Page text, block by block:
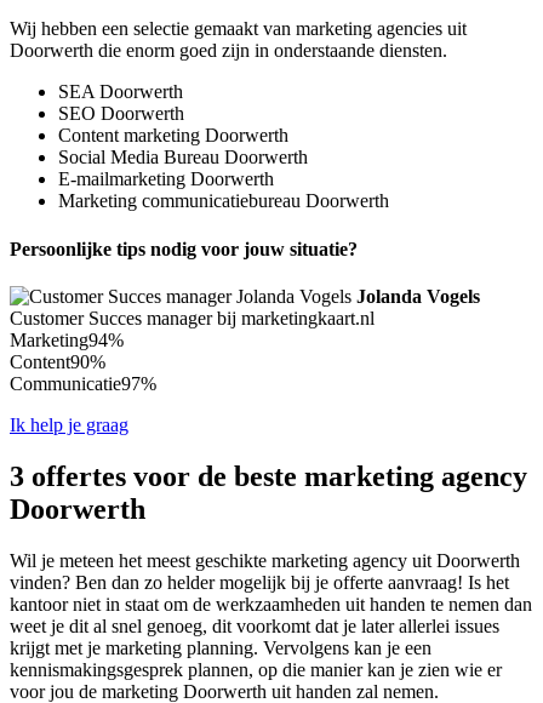
Wij hebben een selectie gemaakt van marketing agencies uit
Doorwerth die enorm goed zijn in onderstaande diensten.
SEA Doorwerth
SEO Doorwerth
Content marketing Doorwerth
Social Media Bureau Doorwerth
E-mailmarketing Doorwerth
Marketing communicatiebureau Doorwerth
Persoonlijke tips nodig voor jouw situatie?
Jolanda Vogels
Customer Succes manager bij marketingkaart.nl
Marketing94%
Content90%
Communicatie97%
Ik help je graag
3 offertes voor de beste marketing agency
Doorwerth
Wil je meteen het meest geschikte marketing agency uit Doorwerth
vinden? Ben dan zo helder mogelijk bij je offerte aanvraag! Is het
kantoor niet in staat om de werkzaamheden uit handen te nemen dan
weet je dit al snel genoeg, dit voorkomt dat je later allerlei issues
krijgt met je marketing planning. Vervolgens kan je een
kennismakingsgesprek plannen, op die manier kan je zien wie er
voor jou de marketing Doorwerth uit handen zal nemen.